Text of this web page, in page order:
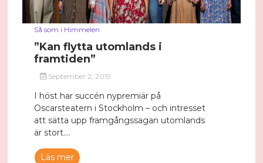
Så som i Himmelen
”Kan flytta utomlands i
framtiden”
September 2, 2019
I höst har succén nypremiär på
Oscarsteatern i Stockholm – och intresset
att sätta upp framgångssagan utomlands
är stort....
Läs mer